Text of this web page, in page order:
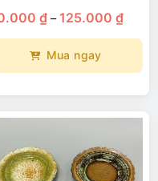
₫ – 125.000 ₫Khoảng
giá:
Mua ngay